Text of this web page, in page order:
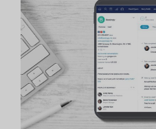
l
e
v
i
e
w